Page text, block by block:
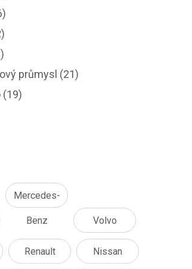
průmysl (21)
(19)
Mercedes-
Benz Volvo
Renault Nissan